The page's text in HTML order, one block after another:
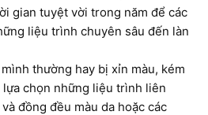
gian tuyệt vời trong năm để các
liệu trình chuyên sâu đến làn
thường hay bị xỉn màu, kém
lựa chọn những liệu trình liên
đồng đều màu da hoặc các